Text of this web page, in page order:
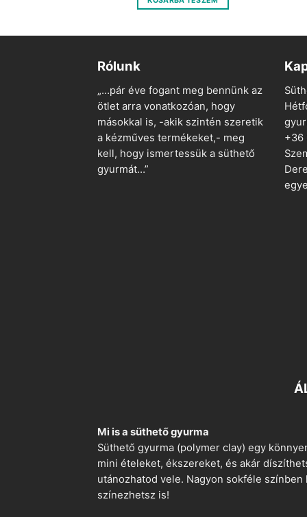
800 Ft.200 Ft.
Rólunk
„…pár éve fogant meg bennünk az
ötlet arra vonatkozóan, hogy
másokkal is, -akik szintén szeretik
a kézműves termékeket,- meg
kell, hogy ismertessük a süthető
gyurmát…”
+36
Mi is a süthető gyurma
Süthető gyurma (polymer clay) egy
mini ételeket, ékszereket, és akár
utánozhatod vele. Nagyon sokféle
színezhetsz is!